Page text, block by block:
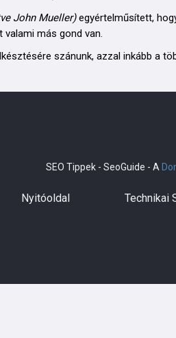
John Mueller)egyértelműsített,
más gond van.
szánunk, azzal inkább a
SEO Tippek - SeoGuide - A
Nyitóoldal Technikai